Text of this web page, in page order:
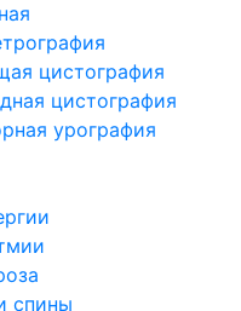
цистография
цистография
урография
спины